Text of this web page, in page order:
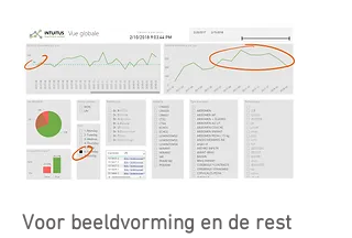
Voor beeldvorming en de rest